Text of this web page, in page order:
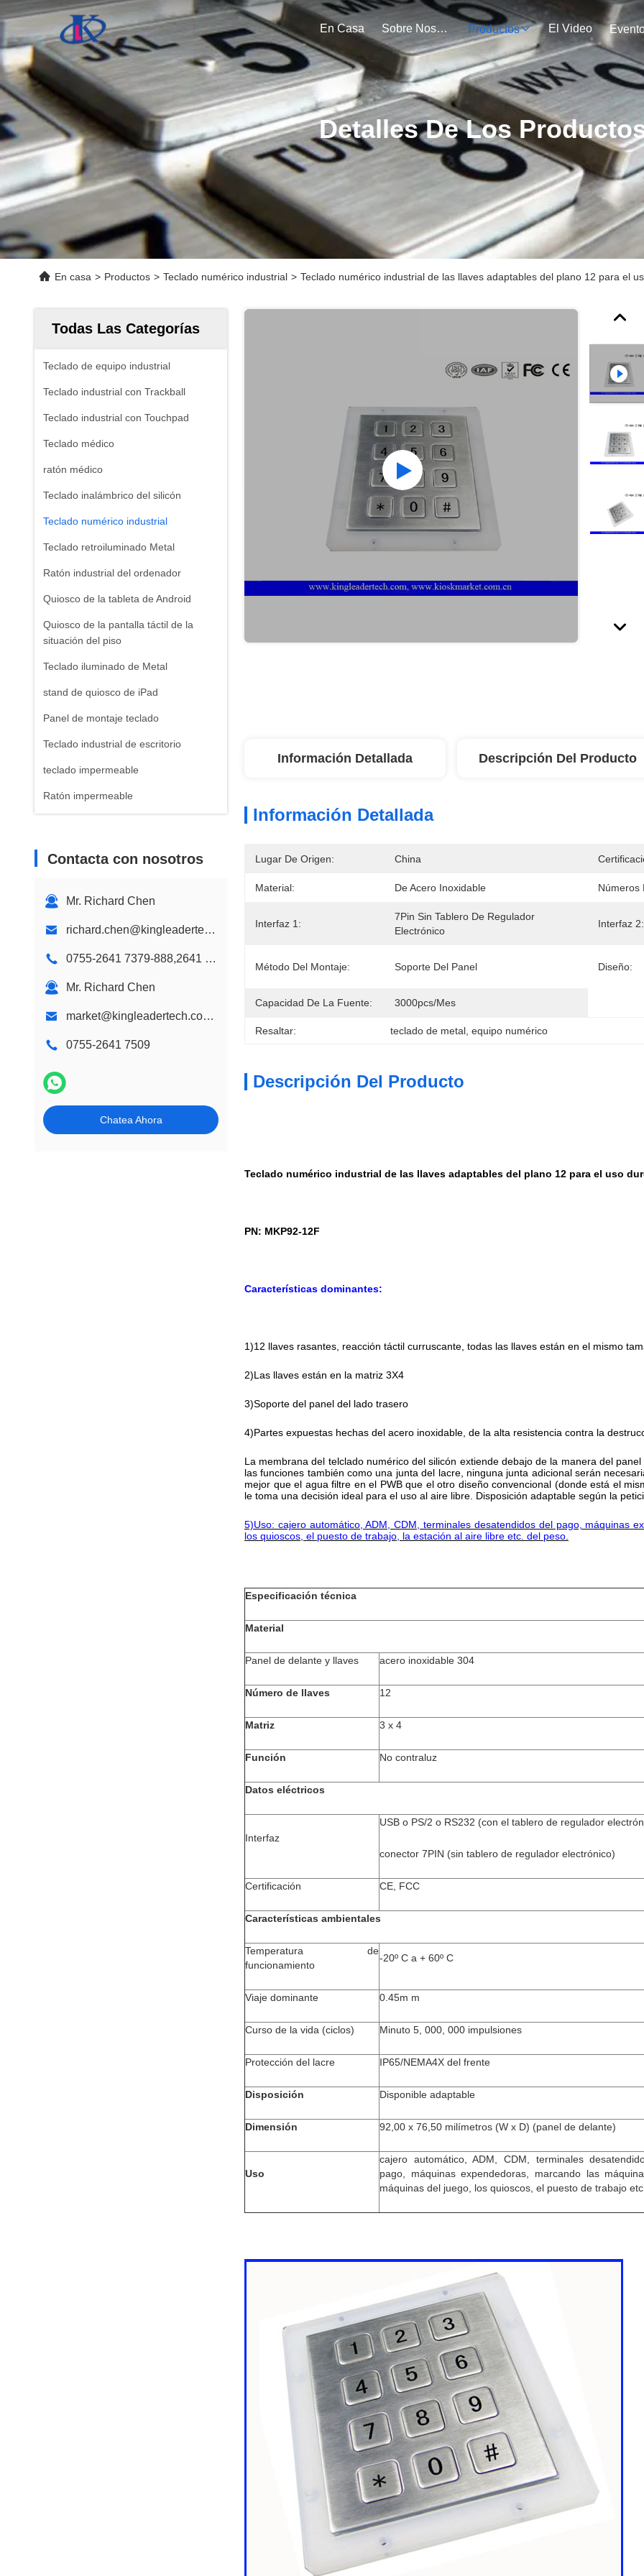
En Casa Sobre Nosotros Productos El Video
Detalles De Los
En casa > Productos > Teclado numérico industrial > Teclado numérico industrial de las llaves adaptables del plano 12 para el
Todas Las Categorías
Teclado de equipo industrial
Teclado industrial con Trackball
Teclado industrial con Touchpad
Teclado médico
ratón médico
Teclado inalámbrico del silicón
Teclado numérico industrial
Teclado retroiluminado Metal
Ratón industrial del ordenador
Quiosco de la tableta de Android
Quiosco de la pantalla táctil de la
situación del piso
Teclado iluminado de Metal
stand de quiosco de iPad
Panel de montaje teclado
Teclado industrial de escritorio
teclado impermeable
Ratón impermeable
Quiosco de escritorio
Diseño personalizado de quiosco
Quiosco de la señalización de
Digitaces
Contacta con nosotros
Mr. Richard Chen
richard.chen@kingleadertech.com
0755-2641 7379-888,2641 9575
Mr. Richard Chen
market@kingleadertech.com echo@kingleadertech.com
0755-2641 7509
Chatea Ahora
Información Detallada Descripción Del Producto
Información Detallada
Lugar De Origen: China
Material: De Acero Inoxidable Números
Interfaz 1:
7Pin Sin Tablero De Regulador
Electrónico
Interfaz 2:
Método Del Montaje: Soporte Del Panel Diseño:
Capacidad De La Fuente: 3000pcs/mes
Resaltar: teclado de metal , equipo numérico
Descripción Del Producto
Teclado numérico industrial de las llaves adaptables del plano 12 para el uso
PN: MKP92-12F
Características dominantes:
1)12 llaves rasantes, reacción táctil curruscante, todas las llaves están en el mismo
2)Las llaves están en la matriz 3X4
3)Soporte del panel del lado trasero
4)Partes expuestas hechas del acero inoxidable, de la alta resistencia contra la
La membrana del telclado numérico del silicón extiende debajo de la manera del
las funciones también como una junta del lacre, ninguna junta adicional serán
mejor que el agua filtre en el PWB que el otro diseño convencional (donde está el
le toma una decisión ideal para el uso al aire libre. Disposición adaptable según la
5)Uso: cajero automático, ADM, CDM, terminales desatendidos del pago, máquinas
los quioscos, el puesto de trabajo, la estación al aire libre etc. del peso.
Especificación técnica
Material
Panel de delante y llaves acero inoxidable 304
Número de llaves 12
Matriz 3 x 4
Función No contraluz
Datos eléctricos
Interfaz
USB o PS/2 o RS232 (con el tablero de regulador
conector 7PIN (sin tablero de regulador electrónico)
Certificación CE, FCC
Características ambientales
Temperatura de
funcionamiento
-20º C a + 60º C
Viaje dominante 0.45m m
Curso de la vida (ciclos) Minuto 5, 000, 000 impulsiones
Protección del lacre IP65/NEMA4X del frente
Disposición Disponible adaptable
Dimensión 92,00 x 76,50 milímetros (W x D) (panel de delante)
Uso
cajero automático, ADM, CDM, terminales
pago, máquinas expendedoras, marcando las
máquinas del juego, los quioscos, el puesto de trabajo